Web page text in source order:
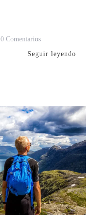
0 ComentariosEn
Tailandia:
Planear
Tu
Viaje
Soñado
Seguir leyendo